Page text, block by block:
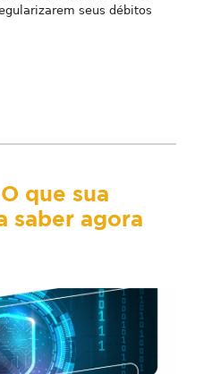
seus débitos
que sua
saber agora